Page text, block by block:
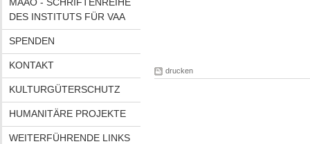
DES INSTITUTS FÜR VAA
SPENDEN
KONTAKT
KULTURGÜTERSCHUTZ
HUMANITÄRE PROJEKTE
WEITERFÜHRENDE LINKS
drucken